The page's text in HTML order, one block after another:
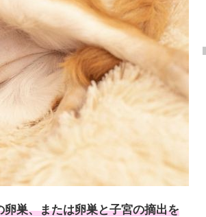
卵巣、または卵巣と子宮の摘出を